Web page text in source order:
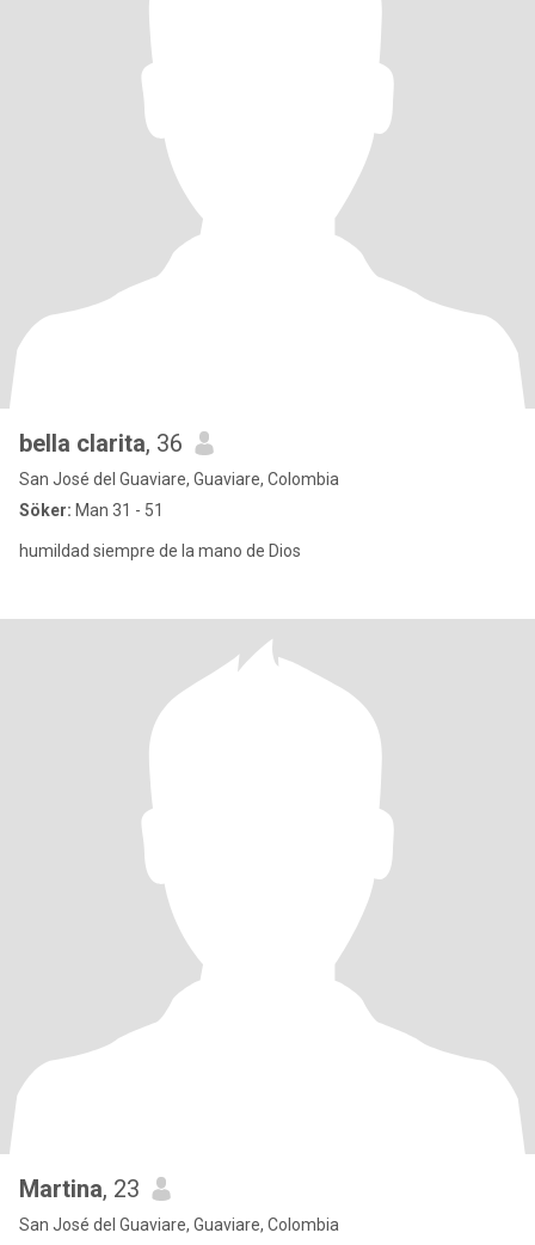
bella clarita, 36
San José del Guaviare, Guaviare, Colombia
Söker: Man 31 - 51
humildad siempre de la mano de Dios
Martina, 23
San José del Guaviare, Guaviare, Colombia